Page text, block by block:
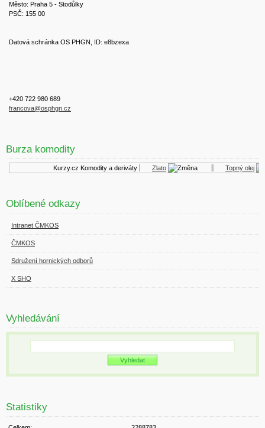
Město: Praha 5 - Stodůlky
PSČ: 155 00
Datová schránka OS PHGN, ID: e8bzexa
+420 722 980 689
francova@osphgn.cz
Burza komodity
Kurzy.cz Komodity a deriváty Zlato Topný olej
Oblíbené odkazy
Intranet ČMKOS
ČMKOS
Sdružení hornických odborů
X SHO
Vyhledávání
Statistiky